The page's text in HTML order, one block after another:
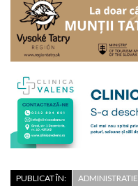
PUBLICAT ÎN: ADMINISTRATIE